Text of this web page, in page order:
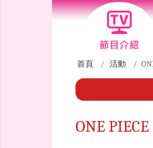
首頁 活動
ONE